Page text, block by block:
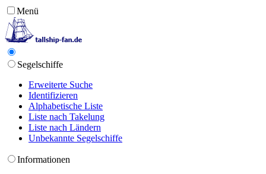
Menü
Segelschiffe
Erweiterte Suche
Identifizieren
Alphabetische Liste
Liste nach Takelung
Liste nach Ländern
Unbekannte Segelschiffe
Informationen